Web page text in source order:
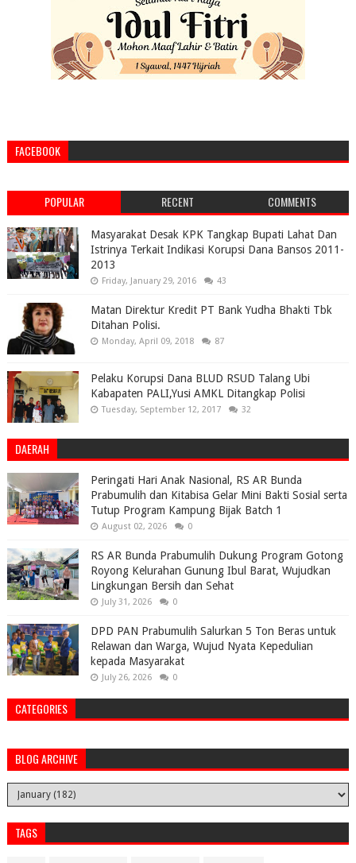
FACEBOOK
POPULAR RECENT COMMENTS
Masyarakat Desak KPK Tangkap Bupati Lahat Dan
Istrinya Terkait Indikasi Korupsi Dana Bansos 2011-
2013
Friday, January 29, 2016 43
Matan Direktur Kredit PT Bank Yudha Bhakti Tbk
Ditahan Polisi.
Monday, April 09, 2018 87
Pelaku Korupsi Dana BLUD RSUD Talang Ubi
Kabapaten PALI,Yusi AMKL Ditangkap Polisi
Tuesday, September 12, 2017 32
DAERAH
Peringati Hari Anak Nasional, RS AR Bunda
Prabumulih dan Kitabisa Gelar Mini Bakti Sosial serta
Tutup Program Kampung Bijak Batch 1
August 02, 2026 0
RS AR Bunda Prabumulih Dukung Program Gotong
Royong Kelurahan Gunung Ibul Barat, Wujudkan
Lingkungan Bersih dan Sehat
July 31, 2026 0
DPD PAN Prabumulih Salurkan 5 Ton Beras untuk
Relawan dan Warga, Wujud Nyata Kepedulian
kepada Masyarakat
July 26, 2026 0
CATEGORIES
BLOG ARCHIVE
TAGS